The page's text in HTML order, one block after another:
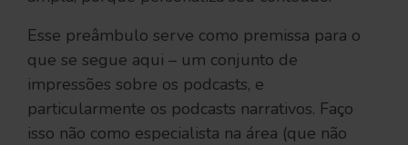
Esse preâmbulo serve como premissa para o
que se segue aqui – um conjunto de
impressões sobre os podcasts, e
particularmente os podcasts narrativos. Faço
isso não como especialista na área (que não